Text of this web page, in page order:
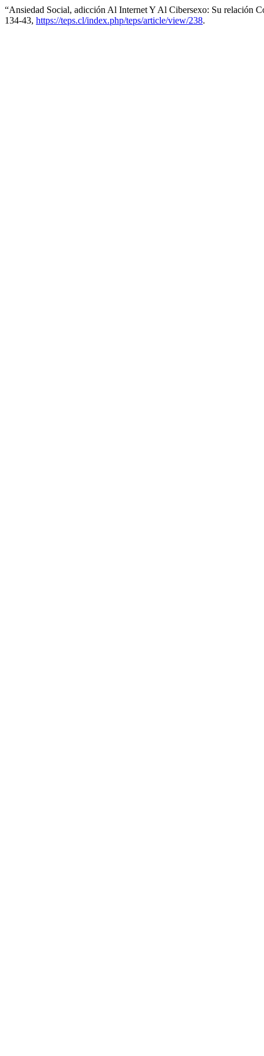
“Ansiedad Social, adicción Al Internet Y Al Cibersexo: Su relación
134-43, https://teps.cl/index.php/teps/article/view/238.